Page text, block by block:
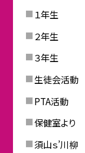
１年生
２年生
３年生
生徒会活動
PTA活動
保健室より
須山ｓ’川柳